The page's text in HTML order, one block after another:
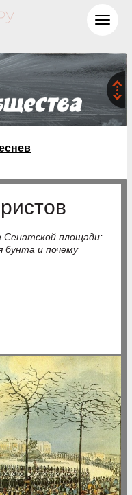
Сенатской площади:
бунта и почему